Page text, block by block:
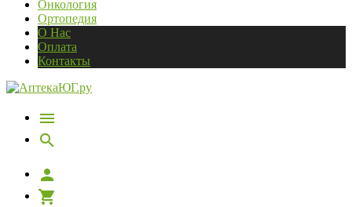
Онкология
Ортопедия
О Нас
Оплата
Контакты